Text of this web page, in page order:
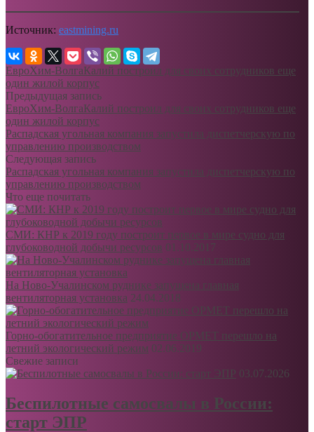
Источник: eastmining.ru
ЕвроХим-ВолгаКалий построил для своих сотрудников еще
один жилой корпус
Предыдущая запись
ЕвроХим-ВолгаКалий построил для своих сотрудников еще
один жилой корпус
Распадская угольная компания запустила диспетчерскую по
управлению производством
Следующая запись
Распадская угольная компания запустила диспетчерскую по
управлению производством
Что еще почитать
СМИ: КНР к 2019 году построит первое в мире судно для
глубоководной добычи ресурсов 01.10.2017
На Ново-Учалинском руднике запущена главная
вентиляторная установка 24.04.2018
Горно-обогатительное предприятие ОРМЕТ перешло на
летний экологический режим 02.06.2019
Свежие записи
03.07.2026
Беспилотные самосвалы в России:
старт ЭПР